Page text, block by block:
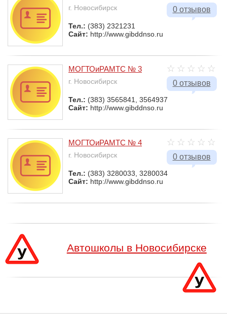
0 отзывов
г. Новосибирск
Тел.: (383) 2321231
Сайт: http://www.gibddnso.ru
0 отзывов
МОГТОиРАМТС № 3
г. Новосибирск
Тел.: (383) 3565841, 3564937
Сайт: http://www.gibddnso.ru
0 отзывов
МОГТОиРАМТС № 4
г. Новосибирск
Тел.: (383) 3280033, 3280034
Сайт: http://www.gibddnso.ru
Автошколы в Новосибирске